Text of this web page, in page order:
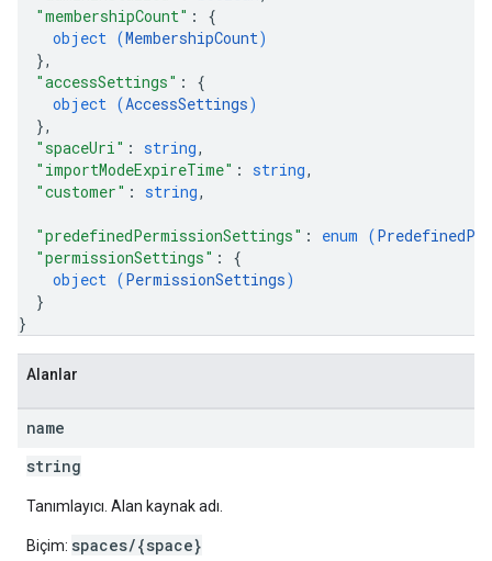
"membershipCount" : {
object (MembershipCount)
},
"accessSettings" : {
object (AccessSettings)
},
"spaceUri" : string,
"importModeExpireTime" : string,
"customer" : string,
"predefinedPermissionSettings" : enum (
"permissionSettings" : {
object (PermissionSettings)
}
}
Alanlar
name
string
Tanımlayıcı. Alan kaynak adı.
Biçim: spaces/{space}